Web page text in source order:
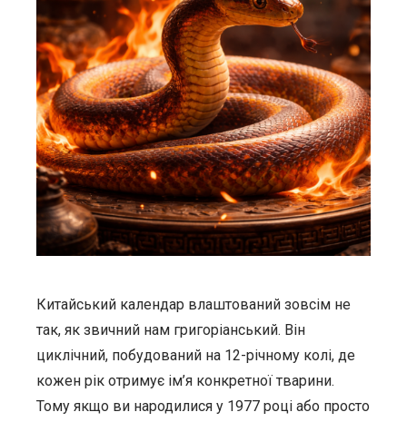
Китайський календар влаштований зовсім не
так, як звичний нам григоріанський. Він
циклічний, побудований на 12-річному колі, де
кожен рік отримує ім’я конкретної тварини.
Тому якщо ви народилися у 1977 році або просто